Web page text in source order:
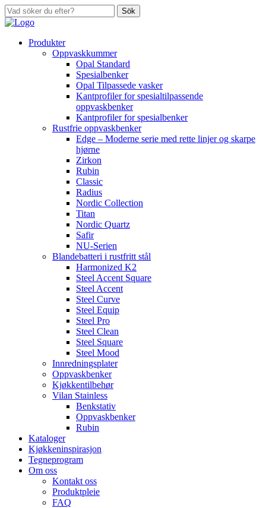
Sök
Produkter
Oppvaskkummer
Opal Standard
Spesialbenker
Opal Tilpassede vasker
Kantprofiler for spesialtilpassende
oppvaskbenker
Kantprofiler for spesialbenker
Rustfrie oppvaskbenker
Edge – Moderne serie med rette linjer og skarpe
hjørne
Zirkon
Rubin
Classic
Radius
Nordic Collection
Titan
Nordic Quartz
Safir
NU-Serien
Blandebatteri i rustfritt stål
Harmonized K2
Steel Accent Square
Steel Accent
Steel Curve
Steel Equip
Steel Pro
Steel Clean
Steel Square
Steel Mood
Innredningsplater
Oppvaskbenker
Kjøkkentilbehør
Vilan Stainless
Benkstativ
Oppvaskbenker
Rubin
Kataloger
Kjøkkeninspirasjon
Tegneprogram
Om oss
Kontakt oss
Produktpleie
FAQ